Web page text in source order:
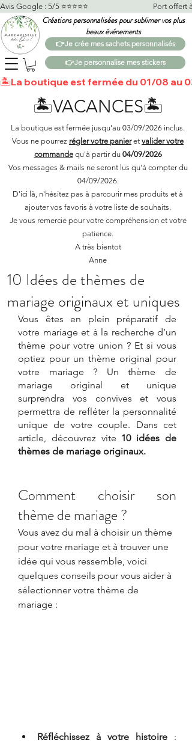
Créations personnalisées pour sublimer vos plus
beaux événements
👉Je crée mes sachets personnalisés
Avis Google : 5/5 ⭐️⭐️⭐️⭐️⭐️
👉Je personnalise mes stickers
🏝️La boutique est fermée du 01/08 au
🏝️VACANCES🏝️
La boutique est fermée jusqu'au 03/09/2026 inclus.
Vous ne pourrez régler votre panieret valider votre
commandequ'à partir du 04/09/2026
Vos messages & mails ne seront lus qu'à compter du
04/09/2026.
D'ici là, n'hésitez pas à parcourir mes produits et à
ajouter vos favoris à votre liste de souhaits.​
Je vous remercie pour votre compréhension et votre
patience.
A très bientot
Anne
10 Idées de thèmes de
mariage originaux et uniques
Vous êtes en plein préparatif de
votre mariage et à la recherche d’un
thème pour votre union ? Et si vous
optiez pour un thème original pour
votre mariage ? Un thème de
mariage original et unique
surprendra vos convives et vous
permettra de refléter la personnalité
unique de votre couple. Dans cet
article, découvrez vite 10 idées de
thèmes de mariage originaux.
Comment choisir son
thème de mariage ?
Vous avez du mal à choisir un thème
pour votre mariage et à trouver une
idée qui vous ressemble, voici
quelques conseils pour vous aider à
sélectionner votre thème de
mariage :
Réfléchissez à votre histoire :